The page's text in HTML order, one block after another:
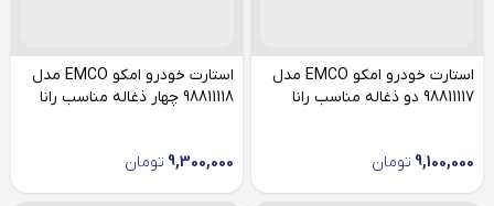
استارت خودرو امکو EMCO مدل
98811117 دو ذغاله مناسب رانا
9,100,000 تومان
استارت خودرو امکو EMCO مدل
98811118 چهار ذغاله مناسب رانا
9,300,000 تومان